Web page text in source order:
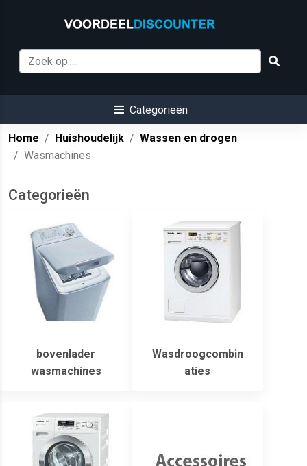
Categorieën
Home Huishoudelijk
Wassen en drogen
Wasmachines
Categorieën
bovenlader
wasmachines
Wasdroogcombin
aties